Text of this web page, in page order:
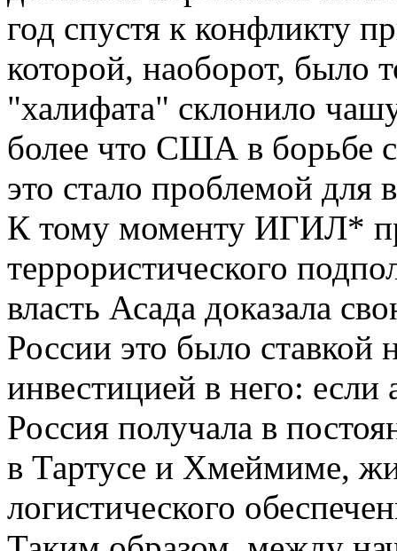
год спустя к конфликту
которой, наоборот, было
"халифата" склонило
более что США в борьбе
это стало проблемой для
К тому моменту ИГИЛ*
террористического
власть Асада доказала
России это было ставкой
инвестицией в него: если
Россия получала в
в Тартусе и Хмеймиме,
логистического